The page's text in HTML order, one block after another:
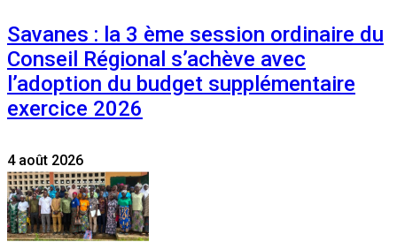
Savanes : la 3 ème session ordinaire du
Conseil Régional s’achève avec
l’adoption du budget supplémentaire
exercice 2026
4 août 2026